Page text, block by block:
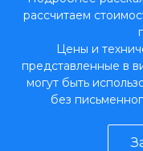
рассчитаем
Цены и
представленные в
могут быть
без